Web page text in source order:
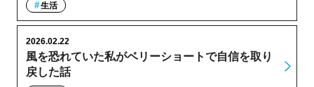
生活
風を恐れていた私がベリーショートで自信を取り
戻した話
2026.02.22